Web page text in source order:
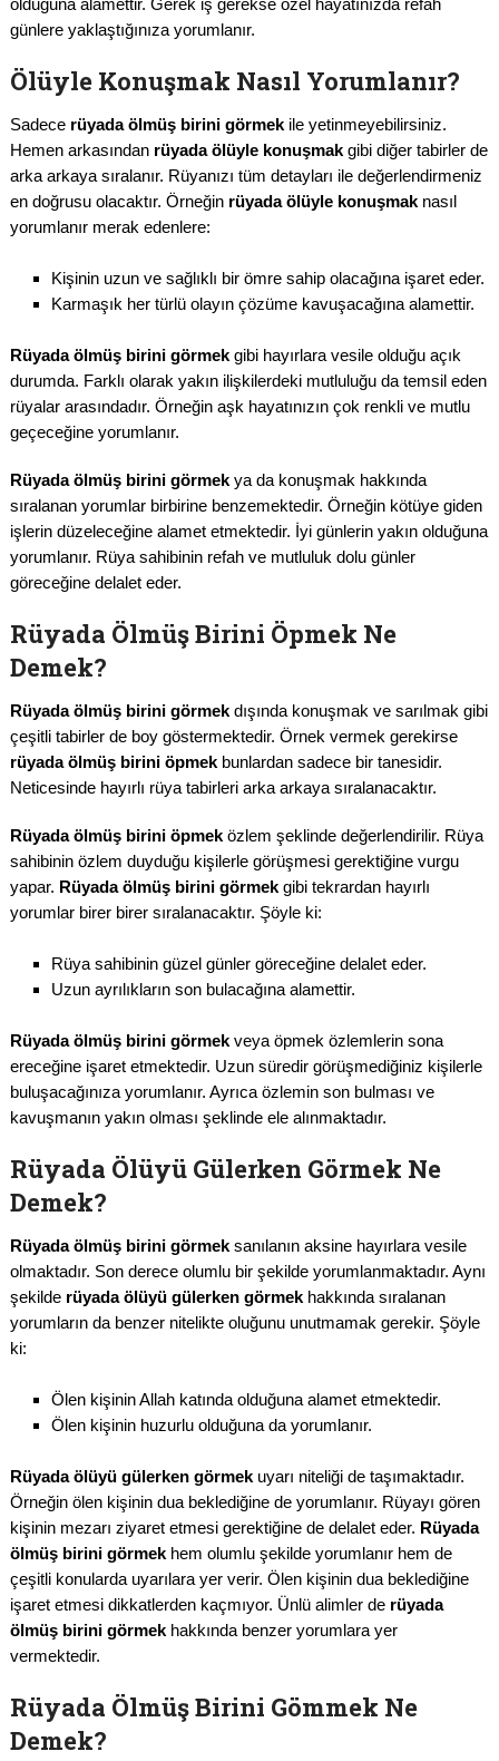
olduğuna alamettir. Gerek iş gerekse özel hayatınızda refah
günlere yaklaştığınıza yorumlanır.
Ölüyle Konuşmak Nasıl Yorumlanır?
Sadece rüyada ölmüş birini görmek ile yetinmeyebilirsiniz.
Hemen arkasından rüyada ölüyle konuşmak gibi diğer tabirler de
arka arkaya sıralanır. Rüyanızı tüm detayları ile değerlendirmeniz
en doğrusu olacaktır. Örneğin rüyada ölüyle konuşmak nasıl
yorumlanır merak edenlere:
Kişinin uzun ve sağlıklı bir ömre sahip olacağına işaret eder.
Karmaşık her türlü olayın çözüme kavuşacağına alamettir.
Rüyada ölmüş birini görmek gibi hayırlara vesile olduğu açık
durumda. Farklı olarak yakın ilişkilerdeki mutluluğu da temsil eden
rüyalar arasındadır. Örneğin aşk hayatınızın çok renkli ve mutlu
geçeceğine yorumlanır.
Rüyada ölmüş birini görmek ya da konuşmak hakkında
sıralanan yorumlar birbirine benzemektedir. Örneğin kötüye giden
işlerin düzeleceğine alamet etmektedir. İyi günlerin yakın olduğuna
yorumlanır. Rüya sahibinin refah ve mutluluk dolu günler
göreceğine delalet eder.
Rüyada Ölmüş Birini Öpmek Ne
Demek?
Rüyada ölmüş birini görmek dışında konuşmak ve sarılmak gibi
çeşitli tabirler de boy göstermektedir. Örnek vermek gerekirse
rüyada ölmüş birini öpmekbunlardan sadece bir tanesidir.
Neticesinde hayırlı rüya tabirleri arka arkaya sıralanacaktır.
Rüyada ölmüş birini öpmek özlem şeklinde değerlendirilir. Rüya
sahibinin özlem duyduğu kişilerle görüşmesi gerektiğine vurgu
yapar. Rüyada ölmüş birini görmek gibi tekrardan hayırlı
yorumlar birer birer sıralanacaktır. Şöyle ki:
Rüya sahibinin güzel günler göreceğine delalet eder.
Uzun ayrılıkların son bulacağına alamettir.
Rüyada ölmüş birini görmek veya öpmek özlemlerin sona
ereceğine işaret etmektedir. Uzun süredir görüşmediğiniz kişilerle
buluşacağınıza yorumlanır. Ayrıca özlemin son bulması ve
kavuşmanın yakın olması şeklinde ele alınmaktadır.
Rüyada Ölüyü Gülerken Görmek Ne
Demek?
Rüyada ölmüş birini görmek sanılanın aksine hayırlara vesile
olmaktadır. Son derece olumlu bir şekilde yorumlanmaktadır. Aynı
şekilde rüyada ölüyü gülerken görmek hakkında sıralanan
yorumların da benzer nitelikte oluğunu unutmamak gerekir. Şöyle
ki:
Ölen kişinin Allah katında olduğuna alamet etmektedir.
Ölen kişinin huzurlu olduğuna da yorumlanır.
Rüyada ölüyü gülerken görmek uyarı niteliği de taşımaktadır.
Örneğin ölen kişinin dua beklediğine de yorumlanır. Rüyayı gören
kişinin mezarı ziyaret etmesi gerektiğine de delalet eder. Rüyada
ölmüş birini görmek hem olumlu şekilde yorumlanır hem de
çeşitli konularda uyarılara yer verir. Ölen kişinin dua beklediğine
işaret etmesi dikkatlerden kaçmıyor. Ünlü alimler de rüyada
ölmüş birini görmek hakkında benzer yorumlara yer
vermektedir.
Rüyada Ölmüş Birini Gömmek Ne
Demek?